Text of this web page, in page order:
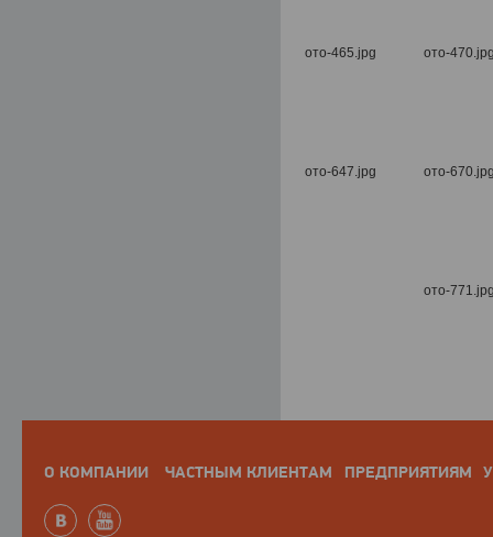
О КОМПАНИИ ЧАСТНЫМ КЛИЕНТАМ ПРЕДПРИЯТИЯМ